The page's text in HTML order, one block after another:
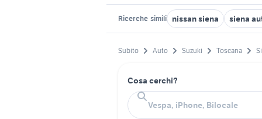
Ricerche simili nissan siena siena
Subito Auto Suzuki Toscana
Cosa cerchi?